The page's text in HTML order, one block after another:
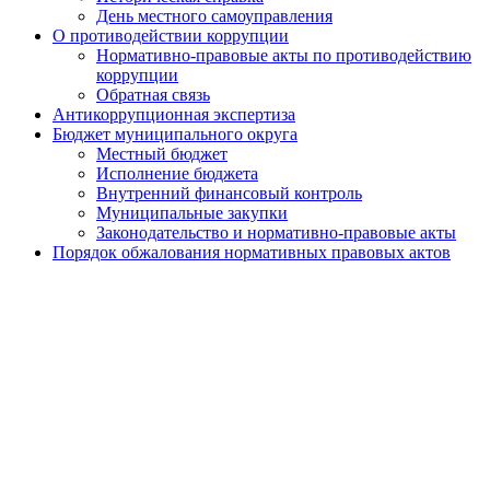
День местного самоуправления
О противодействии коррупции
Нормативно-правовые акты по противодействию
коррупции
Обратная связь
Антикоррупционная экспертиза
Бюджет муниципального округа
Местный бюджет
Исполнение бюджета
Внутренний финансовый контроль
Муниципальные закупки
Законодательство и нормативно-правовые акты
Порядок обжалования нормативных правовых актов